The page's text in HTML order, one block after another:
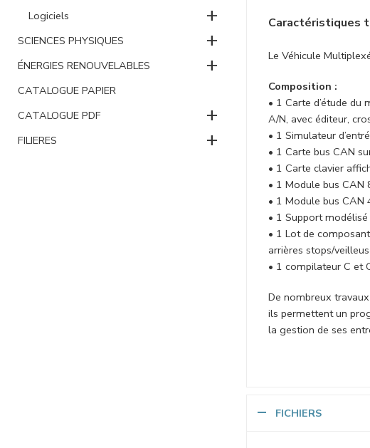
Caractéristiques
Le Véhicule
Composition :
• 1 Carte d’étude
A/N, avec éditeur,
• 1 Simulateur
• 1 Carte bus CAN
• 1 Carte clavier
• 1 Module bus CAN
• 1 Module bus CAN
• 1 Support
• 1 Lot de
arrières stops/
• 1 compilateur C et
De nombreux
ils permettent un
la gestion de ses
FICHIERS
Logiciels
+
SCIENCES PHYSIQUES +
ÉNERGIES RENOUVELABLES +
CATALOGUE PAPIER
CATALOGUE PDF
+
FILIERES +